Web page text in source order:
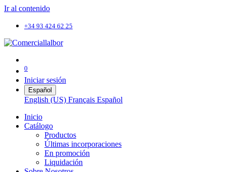
Ir al contenido
+34 93 424 62 25
0
Iniciar sesión
Español
English (US) Français Español
Inicio
Catálogo
Productos
Últimas incorporaciones
En promoción
Liquidación